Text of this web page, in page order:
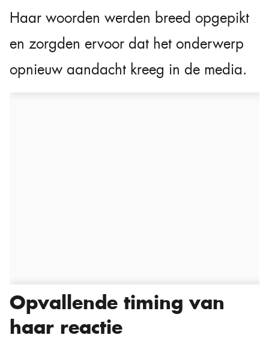
Haar woorden werden breed opgepikt
en zorgden ervoor dat het onderwerp
opnieuw aandacht kreeg in de media.
Opvallende timing van
haar reactie